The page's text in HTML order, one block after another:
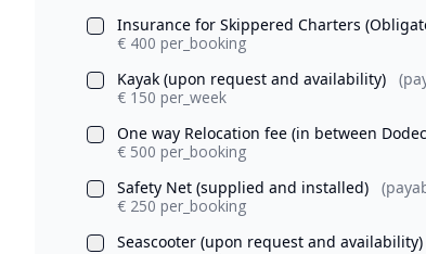
Insurance for Skippered Charters
€ 400 per_booking
Kayak (upon request and availability)
€ 150 per_week
One way Relocation fee (in between
€ 500 per_booking
Safety Net (supplied and installed)
€ 250 per_booking
Seascooter (upon request and availability)